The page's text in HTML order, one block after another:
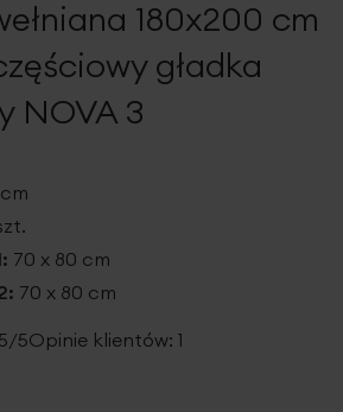
180x200 cm
gładka
NOVA 3
70 x 80 cm
70 x 80 cm
5Opinie klientów: 1